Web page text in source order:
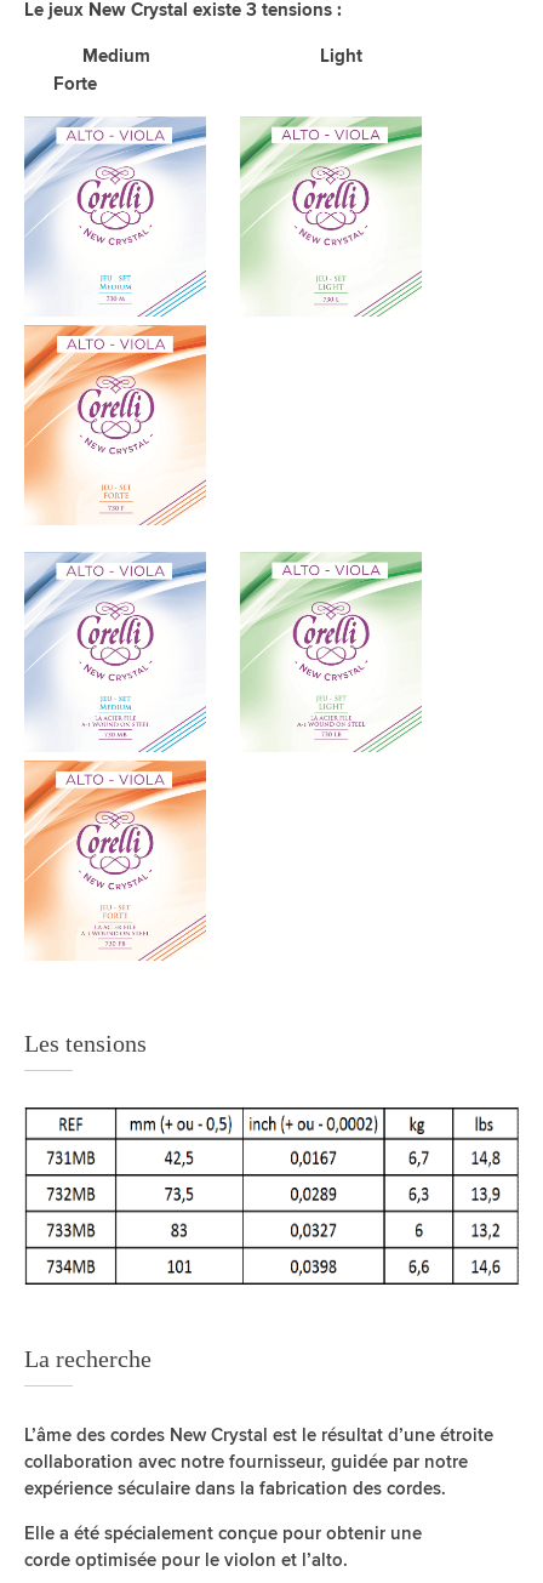
Le jeux New Crystal existe 3 tensions :
Medium Light
Forte
Les tensions
La recherche
L’âme des cordes New Crystal est le résultat d’une étroite
collaboration avec notre fournisseur, guidée par notre
expérience séculaire dans la fabrication des cordes.
Elle a été spécialement conçue pour obtenir une
corde optimisée pour le violon et l’alto.